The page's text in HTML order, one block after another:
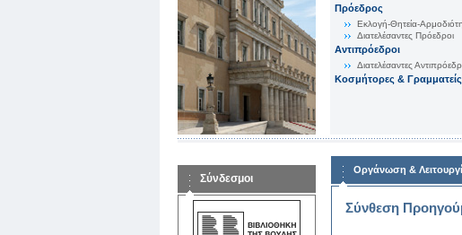
Πρόεδρος
Εκλογή-Θητεία-
Διατελέσαντες Πρόεδροι
Αντιπρόεδροι
Διατελέσαντες
Κοσμήτορες & Γραμματείς
Σύνδεσμοι
Οργάνωση &
Σύνθεση